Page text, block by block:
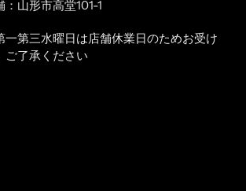
山形市高堂101-1
第三水曜日は店舗休業日のためお受け
ご了承ください